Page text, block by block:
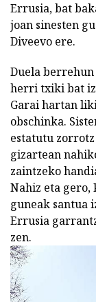
Errusia, bat
joan sinesten
Diveevo ere.
Duela
herri txiki bat
Garai hartan
obschinka.
estatutu
gizartean
zaintzeko
Nahiz eta gero,
guneak santua
Errusia
zen.